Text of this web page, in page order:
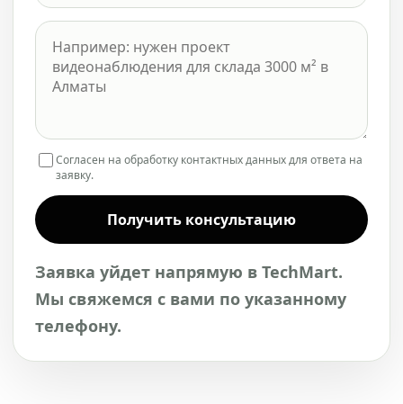
Согласен на обработку контактных данных для ответа на
заявку.
Получить консультацию
Заявка уйдет напрямую в TechMart.
Мы свяжемся с вами по указанному
телефону.